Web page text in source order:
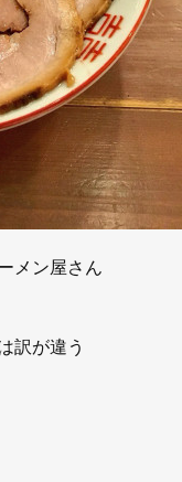
メン屋さん
訳が違う